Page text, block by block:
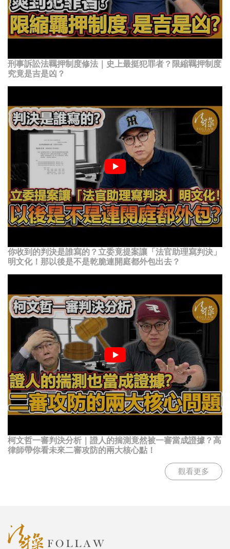
刑事訴訟法羈押制度修法｜史上最挺犯罪者？限縮羈押制度
究竟是吉是凶？
你收到的判決是誰寫的？立委竟提案讓「法官助理寫判決」
明文化！那以後是不是乾脆連開庭都外包出去？
柯文哲一審判決分析｜證人的揣測竟然被一審當成證據？高
律師帶你看未來二審攻防的兩大核心點！
觀看更多